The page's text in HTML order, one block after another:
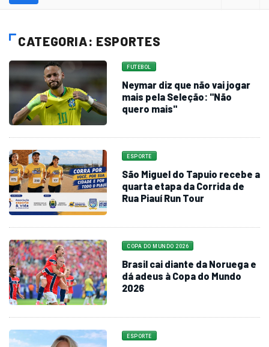
CATEGORIA: ESPORTES
FUTEBOL
Neymar diz que não vai jogar
mais pela Seleção: "Não
quero mais"
ESPORTE
São Miguel do Tapuio recebe a
quarta etapa da Corrida de
Rua Piauí Run Tour
COPA DO MUNDO 2026
Brasil cai diante da Noruega e
dá adeus à Copa do Mundo
2026
ESPORTE